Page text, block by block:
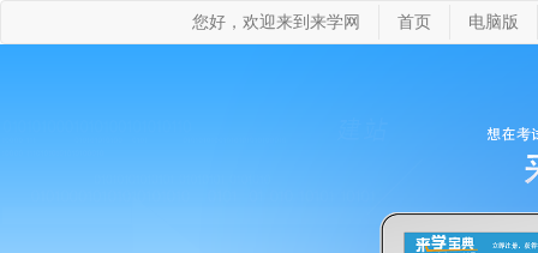
您好，欢迎来到来学网 首页 电脑版